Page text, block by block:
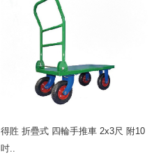
得貹 折疊式 四輪手推車 2x3尺 附10
吋..